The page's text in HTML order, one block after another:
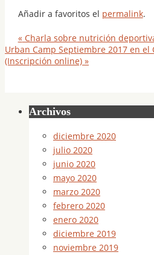
Añadir a favoritos el permalink.
«Charla sobre nutrición
Urban Camp Septiembre 2017 en el
(Inscripción online) »
Archivos
diciembre 2020
julio 2020
junio 2020
mayo 2020
marzo 2020
febrero 2020
enero 2020
diciembre 2019
noviembre 2019